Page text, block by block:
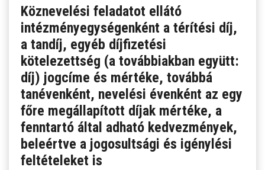
KÖZZÉTÉTELI LISTA
JELENTKEZÉSI LAP/FELVÉTELI KÉRVÉNY
LETÖLTHETŐ NYOMTATVÁNYOK
DUÁLIS PARTNEREINK A SZAKKKÉPZÉSBEN
HÍREK, AKTUALITÁSOK
Köznevelési feladatot ellátó
intézményegységenként a térítési díj,
a tandíj, egyéb díjfizetési
kötelezettség (a továbbiakban együtt:
díj) jogcíme és mértéke, továbbá
tanévenként, nevelési évenként az egy
főre megállapított díjak mértéke, a
fenntartó által adható kedvezmények,
beleértve a jogosultsági és igénylési
feltételeket is